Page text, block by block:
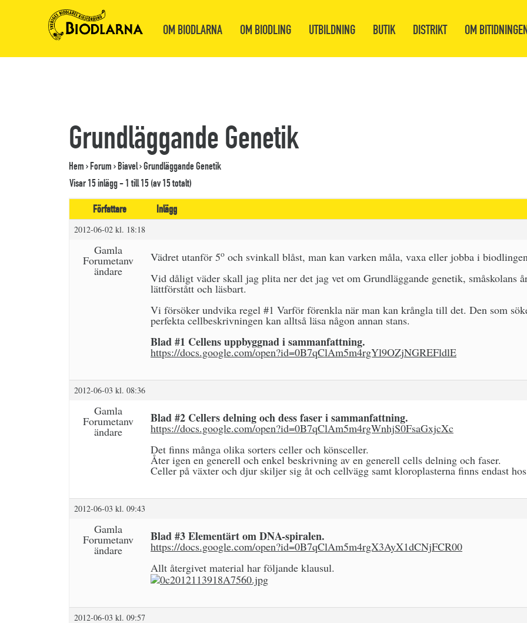
OM BIODLARNA OM BIODLING UTBILDNING BUTIK DISTRIKT OM
Grundläggande Genetik
Hem›Forum›Biavel›Grundläggande Genetik
Visar 15 inlägg - 1 till 15 (av 15 totalt)
Författare
Inlägg
2012-06-02 kl. 18:18
Gamla
Forumetanv
ändare
Vädret utanför 5o och svinkall blåst, man kan varken måla, vaxa eller jobba i
Vid dåligt väder skall jag plita ner det jag vet om Grundläggande genetik, småskolans
lättförstått och läsbart.
Vi försöker undvika regel #1 Varför förenkla när man kan krångla till det. Den som
perfekta cellbeskrivningen kan alltså läsa någon annan stans.
Blad #1 Cellens uppbyggnad i sammanfattning.
https://docs.google.com/open?id=0B7qClAm5m4rgYl9OZjNGREFldlE
2012-06-03 kl. 08:36
Gamla
Forumetanv
ändare
Blad #2 Cellers delning och dess faser i sammanfattning.
https://docs.google.com/open?id=0B7qClAm5m4rgWnhjS0FsaGxjcXc
Det finns många olika sorters celler och könsceller.
Åter igen en generell och enkel beskrivning av en generell cells delning och faser.
Celler på växter och djur skiljer sig åt och cellvägg samt kloroplasterna finns endast
2012-06-03 kl. 09:43
Gamla
Forumetanv
ändare
Blad #3 Elementärt om DNA-spiralen.
https://docs.google.com/open?id=0B7qClAm5m4rgX3AyX1dCNjFCR00
Allt återgivet material har följande klausul.
2012-06-03 kl. 09:57